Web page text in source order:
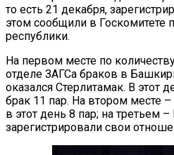
то есть 21 декабря,
этом сообщили в Госкомитете
республики.
На первом месте по
отделе ЗАГСа браков в
оказался Стерлитамак. В этот
брак 11 пар. На втором месте
в этот день 8 пар; на третьем
зарегистрировали свои